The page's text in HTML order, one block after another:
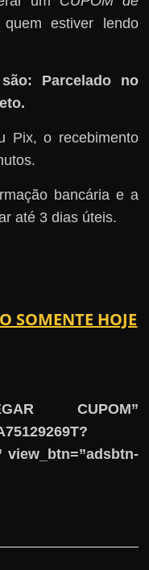
estiver lendo
Parcelado no
Pix, o recebimento
bancária e a
até 3 dias úteis.
SOMENTE HOJE
CUPOM”
view_btn=”adsbtn-